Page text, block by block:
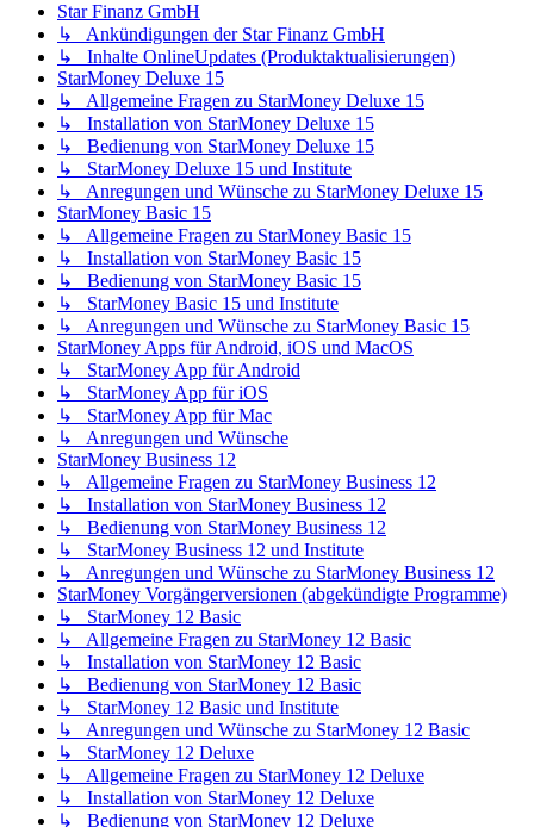
Star Finanz GmbH
↳ Ankündigungen der Star Finanz GmbH
↳ Inhalte OnlineUpdates (Produktaktualisierungen)
StarMoney Deluxe 15
↳ Allgemeine Fragen zu StarMoney Deluxe 15
↳ Installation von StarMoney Deluxe 15
↳ Bedienung von StarMoney Deluxe 15
↳ StarMoney Deluxe 15 und Institute
↳ Anregungen und Wünsche zu StarMoney Deluxe 15
StarMoney Basic 15
↳ Allgemeine Fragen zu StarMoney Basic 15
↳ Installation von StarMoney Basic 15
↳ Bedienung von StarMoney Basic 15
↳ StarMoney Basic 15 und Institute
↳ Anregungen und Wünsche zu StarMoney Basic 15
StarMoney Apps für Android, iOS und MacOS
↳ StarMoney App für Android
↳ StarMoney App für iOS
↳ StarMoney App für Mac
↳ Anregungen und Wünsche
StarMoney Business 12
↳ Allgemeine Fragen zu StarMoney Business 12
↳ Installation von StarMoney Business 12
↳ Bedienung von StarMoney Business 12
↳ StarMoney Business 12 und Institute
↳ Anregungen und Wünsche zu StarMoney Business 12
StarMoney Vorgängerversionen (abgekündigte Programme)
↳ StarMoney 12 Basic
↳ Allgemeine Fragen zu StarMoney 12 Basic
↳ Installation von StarMoney 12 Basic
↳ Bedienung von StarMoney 12 Basic
↳ StarMoney 12 Basic und Institute
↳ Anregungen und Wünsche zu StarMoney 12 Basic
↳ StarMoney 12 Deluxe
↳ Allgemeine Fragen zu StarMoney 12 Deluxe
↳ Installation von StarMoney 12 Deluxe
↳ Bedienung von StarMoney 12 Deluxe